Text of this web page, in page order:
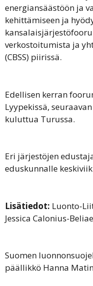
energiansäästöön ja
kehittämiseen ja
verkostoitumista ja
(CBSS) piirissä.
Edellisen kerran
Lyypekissä,
kuluttua Turussa.
Eri järjestöjen
eduskunnalle
Lisätiedot: Luonto-
Jessica Calonius-
Suomen
päällikkö Hanna